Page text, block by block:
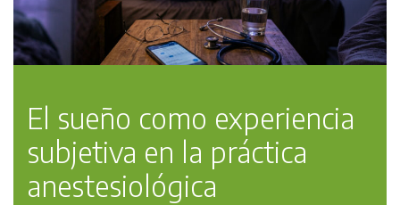
El sueño como experiencia
subjetiva en la práctica
anestesiológica